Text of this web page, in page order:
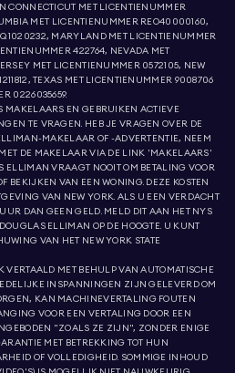
CONNECTICUT MET LICENTIENUMMER
MET LICENTIENUMMER REO40000160,
MARYLAND MET LICENTIENUMMER
422764, NEVADA MET
MET LICENTIENUMMER 0572105, NEW
TEXAS MET LICENTIENUMMER 9008706
0226035659.
MAKELAARS EN GEBRUIKEN ACTIEVE
TE VRAGEN. HEB JE VRAGEN OVER DE
MAKELAAR OF -ADVERTENTIE, NEEM
MET DE MAKELAAR VIA DE LINK 'MAKELAARS'
ELLIMAN VRAAGT NOOIT OM BETALING VOOR
BEKIJKEN VAN EEN WONING. DEZE KOSTEN
VAN NEW YORK. ALS U EEN VERDACHT
DAN GEEN GELD. MELD DIT AAN HET NYS
ELLIMAN OP DE HOOGTE. U KUNT
VAN HET NEW YORK STATE
VERTAALD MET BEHULP VAN AUTOMATISCHE
INSPANNINGEN ZIJN GELEVERD OM
KAN MACHINEVERTALING FOUTEN
VOOR EEN VERTALING DOOR EEN
"ZOALS ZE ZIJN", ZONDER ENIGE
MET BETREKKING TOT HUN
OF VOLLEDIGHEID. SOMMIGE INHOUD